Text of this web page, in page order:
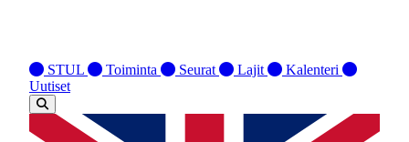
STUL Toiminta Seurat Lajit
Kalenteri
Uutiset